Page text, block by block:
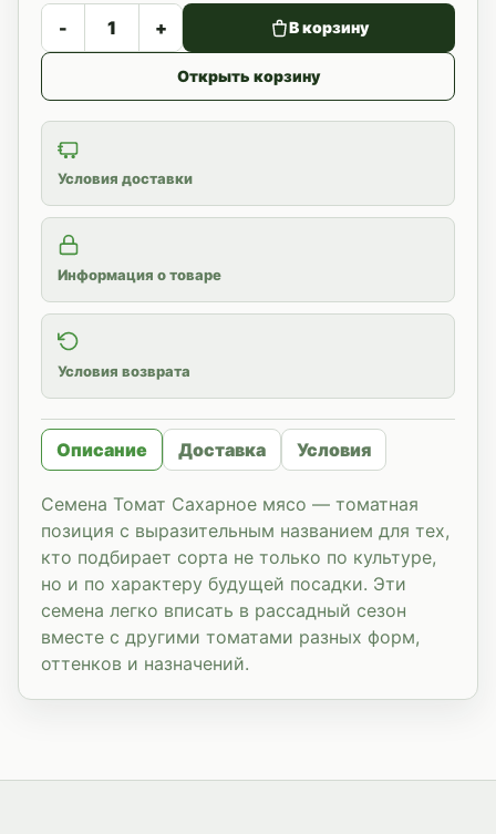
- + В корзину
Открыть корзину
Условия доставки
Информация о товаре
Условия возврата
Описание Доставка Условия
Семена Томат Сахарное мясо — томатная
позиция с выразительным названием для тех,
кто подбирает сорта не только по культуре,
но и по характеру будущей посадки. Эти
семена легко вписать в рассадный сезон
вместе с другими томатами разных форм,
оттенков и назначений.